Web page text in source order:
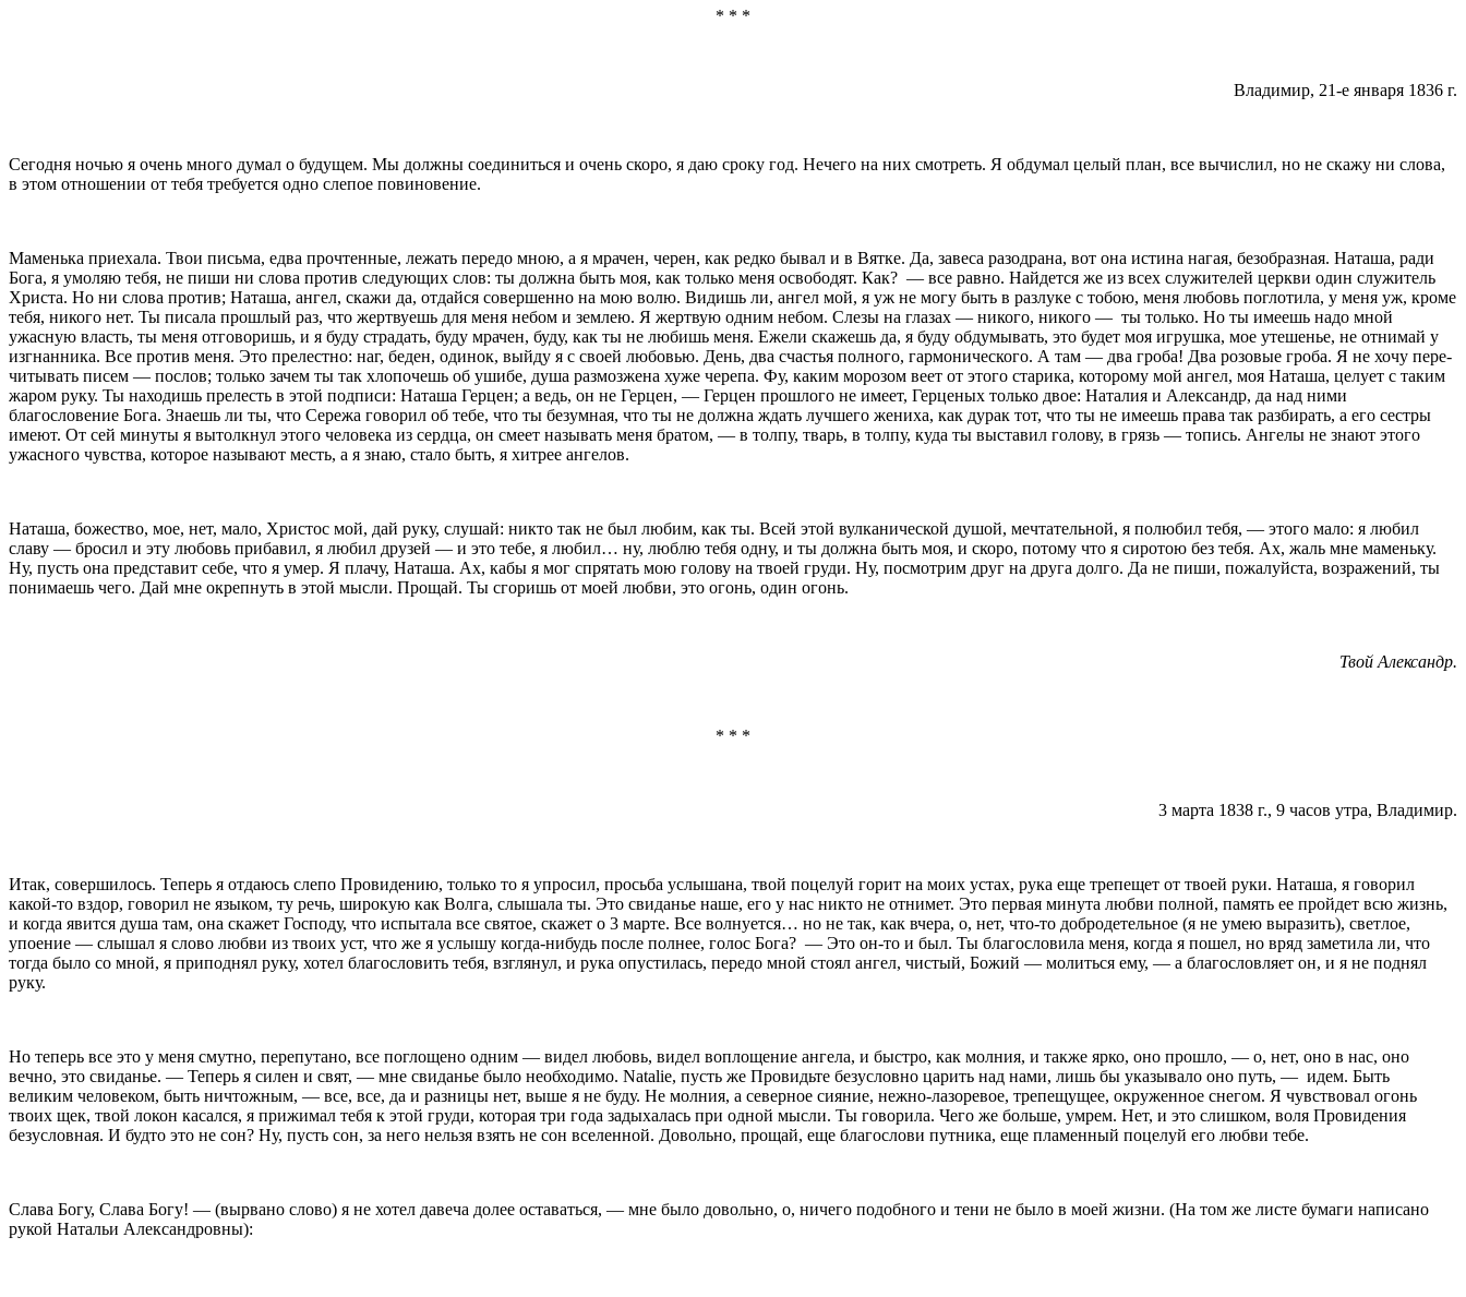
* * *
Владимир, 21-е января 1836 г.
Сегодня ночью я очень много думал о будущем. Мы должны соединиться и очень скоро, я даю сроку год. Нечего на них смотреть. Я обдумал целый план, все вычислил, но не скажу ни слова,
в этом отношении от тебя требуется одно слепое повиновение.
Маменька приехала. Твои письма, едва прочтенные, лежать передо мною, а я мрачен, черен, как редко бывал и в Вятке. Да, завеса разодрана, вот она истина нагая, безобразная. Наташа, ради
Бога, я умоляю тебя, не пиши ни слова против следующих слов: ты должна быть моя, как только меня освободят. Как? — все равно. Найдется же из всех служителей церкви один служитель
Христа. Но ни слова против; Наташа, ангел, скажи да, отдайся совершенно на мою волю. Видишь ли, ангел мой, я уж не могу быть в разлуке с тобою, меня любовь поглотила, у меня уж, кроме
тебя, никого нет. Ты писала прошлый раз, что жертвуешь для меня небом и землею. Я жертвую одним небом. Слезы на глазах — никого, никого — ты только. Но ты имеешь надо мной
ужасную власть, ты меня отговоришь, и я буду страдать, буду мрачен, буду, как ты не любишь меня. Ежели скажешь да, я буду обдумывать, это будет моя игрушка, мое утешенье, не отнимай у
изгнанника. Все против меня. Это прелестно: наг, беден, одинок, выйду я с своей любовью. День, два счастья полного, гармонического. А там — два гроба! Два розовые гроба. Я не хочу пере­
читывать писем — послов; только зачем ты так хло­почешь об ушибе, душа размозжена хуже черепа. Фу, каким морозом веет от этого старика, которому мой ангел, моя Наташа, целует с таким
жаром руку. Ты находишь прелесть в этой подписи: Наташа Герцен; а ведь, он не Герцен, — Герцен прошлого не имеет, Герценых только двое: Наталия и Александр, да над ними
благословение Бога. Знаешь ли ты, что Сережа говорил об тебе, что ты безум­ная, что ты не должна ждать лучшего жениха, как дурак тот, что ты не имеешь права так разбирать, а его сестры
имеют. От сей минуты я вытолкнул этого человека из сердца, он смеет называть меня братом, — в толпу, тварь, в толпу, куда ты выставил голову, в грязь — топись. Ангелы не знают этого
ужасного чувства, которое называют месть, а я знаю, стало быть, я хитрее ангелов.
Наташа, божество, мое, нет, мало, Христос мой, дай руку, слушай: никто так не был любим, как ты. Всей этой вулканической душой, мечтательной, я полюбил тебя, — этого мало: я любил
славу — бросил и эту любовь прибавил, я любил друзей — и это тебе, я любил… ну, люблю тебя одну, и ты должна быть моя, и скоро, потому что я сиротою без тебя. Ах, жаль мне маменьку.
Ну, пусть она представит себе, что я умер. Я плачу, Наташа. Ах, кабы я мог спрятать мою голову на твоей груди. Ну, посмотрим друг на друга долго. Да не пиши, пожалуйста, возражений, ты
понимаешь чего. Дай мне окрепнуть в этой мысли. Прощай. Ты сгоришь от моей любви, это огонь, один огонь.
Твой Александр.
* * *
3 марта 1838 г., 9 часов утра, Владимир.
Итак, совершилось. Теперь я отдаюсь слепо Провидению, только то я упросил, просьба услышана, твой поцелуй горит на моих устах, рука еще трепещет от твоей руки. Наташа, я говорил
какой-то вздор, говорил не языком, ту речь, широкую как Волга, слышала ты. Это свиданье наше, его у нас никто не отнимет. Это первая минута любви полной, память ее пройдет всю жизнь,
и когда явится душа там, она скажет Господу, что испытала все святое, скажет о 3 марте. Все волнуется… но не так, как вчера, о, нет, что-то добродетельное (я не умею выразить), светлое,
упоение — слышал я слово любви из твоих уст, что же я услышу когда-нибудь после полнее, голос Бога? — Это он-то и был. Ты благословила меня, когда я пошел, но вряд заметила ли, что
тогда было со мной, я приподнял руку, хотел благословить тебя, взглянул, и рука опустилась, передо мной стоял ангел, чистый, Божий — молиться ему, — а благословляет он, и я не поднял
руку.
Но теперь все это у меня смутно, перепутано, все поглощено одним — видел любовь, видел воплощение ангела, и быстро, как молния, и также ярко, оно прошло, — о, нет, оно в нас, оно
вечно, это сви­данье. — Теперь я силен и свят, — мне свиданье было необходимо. Natalie, пусть же Провидьте безусловно царить над нами, лишь бы указывало оно путь, — идем. Быть
великим человеком, быть ничтожным, — все, все, да и разницы нет, выше я не буду. Не молния, а северное сияние, нежно-лазоревое, трепещущее, окруженное снегом. Я чувствовал огонь
твоих щек, твой локон касался, я прижимал тебя к этой груди, которая три года задыхалась при одной мысли. Ты го­ворила. Чего же больше, умрем. Нет, и это слишком, воля Провидения
безусловная. И будто это не сон? Ну, пусть сон, за него нельзя взять не сон вселенной. Довольно, прощай, еще благослови путника, еще пла­менный поцелуй его любви тебе.
Слава Богу, Слава Богу! — (вырвано слово) я не хотел давеча долее оставаться, — мне было довольно, о, ничего подобного и тени не было в моей жизни. (На том же листе бумаги написано
рукой Натальи Александровны):